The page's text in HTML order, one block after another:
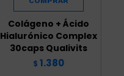
Colágeno + Ácido
Hialurónico Complex
30caps Qualivits
$ 1.380